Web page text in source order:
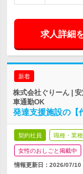
求人詳細
新着
株式会社ぐりーん |
車通勤OK
発達支援施設の
契約社員 職種・業
女性のおしごと掲載中
情報更新日：2026/07/10